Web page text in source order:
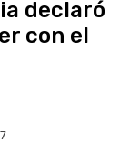
declaró
con el